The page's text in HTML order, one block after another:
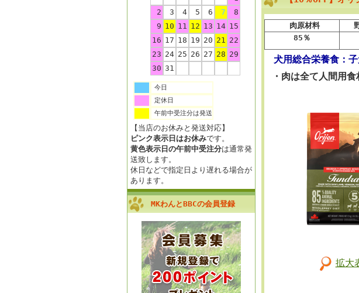
2
3 4 5 6 7
8
9 10 11 12 13 14 15
16 17 18 19 20 21 22
23 24 25 26 27 28 29
30 31
今日
定休日
午前中受注分は発送
【当店のお休みと発送対応】
ピンク表示日はお休みです。
黄色表示日の午前中受注分は通常発
送致します。
休日などで指定日より遅れる場合が
あります。
MKわんとBBCの会員登録
肉原材料
85％
犬用総合栄養食：
・肉は全て人間用
拡大